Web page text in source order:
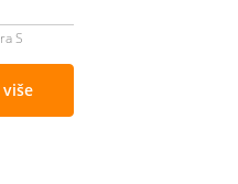
S
više